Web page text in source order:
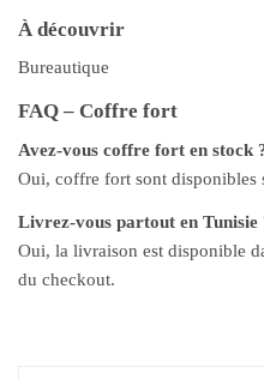
À découvrir
Bureautique
FAQ – Coffre fort
Avez-vous coffre fort en stock
Oui, coffre fort sont disponibles
Livrez-vous partout en Tunisie
Oui, la livraison est disponible
du checkout.